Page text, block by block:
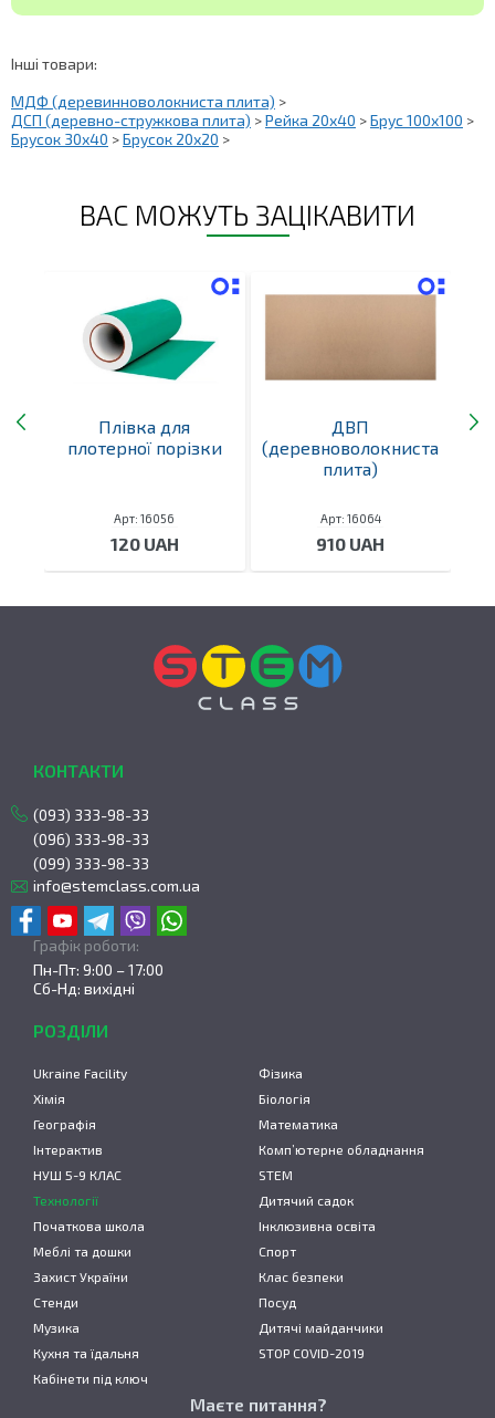
Інші товари:
МДФ (деревинноволокниста плита) >
ДСП (деревно-стружкова плита) >Рейка 20х40 >Брус 100х100 >
Брусок 30х40 >Брусок 20х20 >
ВАС МОЖУТЬ ЗАЦІКАВИТИ
Плівка для
плотерної порізки
Арт: 16056
120 UAH
ДВП
(деревноволокниста
плита)
Арт: 16064
910 UAH
КОНТАКТИ
(093) 333-98-33
(096) 333-98-33
(099) 333-98-33
info@stemclass.com.ua
Графік роботи:
Пн-Пт: 9:00 – 17:00
Сб-Нд: вихідні
РОЗДІЛИ
Ukraine Facility
Фізика
Хімія
Біологія
Географія
Математика
Інтерактив
Комп’ютерне обладнання
НУШ 5-9 КЛАС
STEM
Технології
Дитячий садок
Початкова школа
Інклюзивна освіта
Меблі та дошки
Спорт
Захист України
Клас безпеки
Стенди
Посуд
Музика
Дитячі майданчики
Кухня та їдальня
STOP COVID-2019
Кабінети під ключ
Маєте питання?